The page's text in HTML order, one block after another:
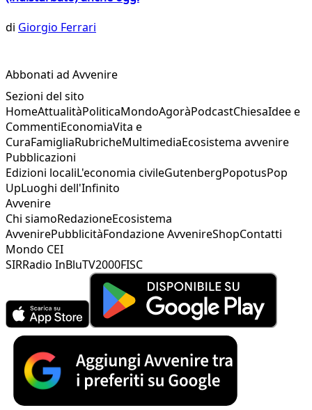
di Giorgio Ferrari
Abbonati ad Avvenire
Sezioni del sito
HomeAttualitàPoliticaMondoAgoràPodcastChiesaIdee e
CommentiEconomiaVita e
CuraFamigliaRubricheMultimediaEcosistema avvenire
Pubblicazioni
Edizioni localiL'economia civileGutenbergPopotusPop
UpLuoghi dell'Infinito
Avvenire
Chi siamoRedazioneEcosistema
AvvenirePubblicitàFondazione AvvenireShopContatti
Mondo CEI
SIRRadio InBluTV2000FISC